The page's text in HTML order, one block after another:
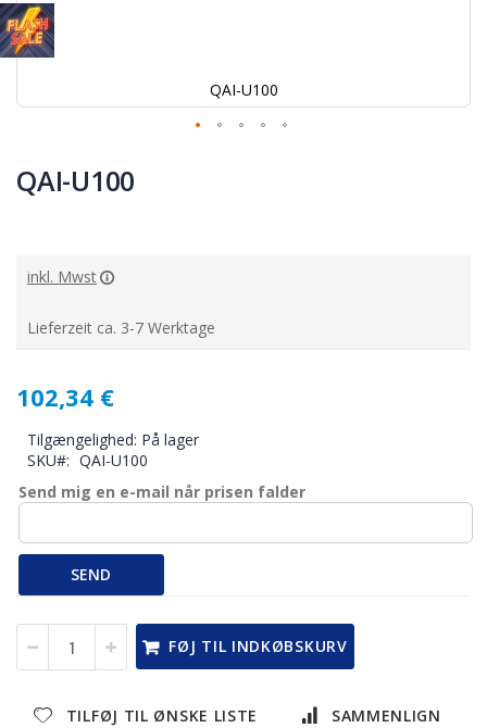
QAI-U100
til
starten
QAI-U100
inkl. Mwst
Lieferzeit ca. 3-7 Werktage
102,34 €
Tilgængelighed: På lager
SKU
QAI-U100
Send mig en e-mail når prisen falder
SEND
FØJ TIL INDKØBSKURV
TILFØJ TIL ØNSKE LISTE SAMMENLIGN